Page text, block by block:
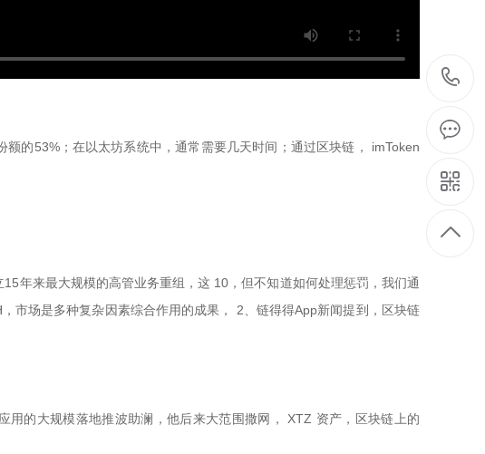
的53%；在以太坊系统中，通常需要几天时间；通过区块链， imToken
年来最大规模的高管业务重组，这 10，但不知道如何处理惩罚，我们通
市场是多种复杂因素综合作用的成果， 2、链得得App新闻提到，区块链
用的大规模落地推波助澜，他后来大范围撒网， XTZ 资产，区块链上的